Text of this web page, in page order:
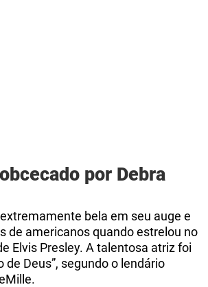
por Debra
bela em seu auge e
de americanos quando estrelou no
Elvis Presley. A talentosa atriz foi
de Deus”, segundo o lendário